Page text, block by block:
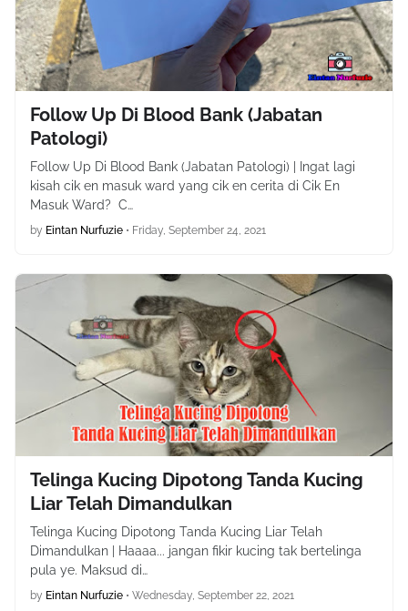
Follow Up Di Blood Bank (Jabatan
Patologi)
Follow Up Di Blood Bank (Jabatan Patologi) | Ingat lagi
kisah cik en masuk ward yang cik en cerita di Cik En
Masuk Ward? C…
by Eintan Nurfuzie • Friday, September 24, 2021
Telinga Kucing Dipotong Tanda Kucing
Liar Telah Dimandulkan
Telinga Kucing Dipotong Tanda Kucing Liar Telah
Dimandulkan | Haaaa... jangan fikir kucing tak bertelinga
pula ye. Maksud di…
by Eintan Nurfuzie • Wednesday, September 22, 2021